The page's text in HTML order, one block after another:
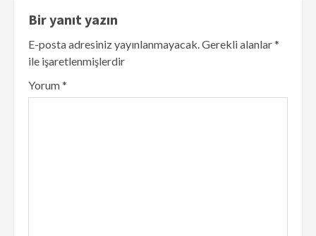
Bir yanıt yazın
E-posta adresiniz yayınlanmayacak.Gerekli alanlar*
ile işaretlenmişlerdir
Yorum*